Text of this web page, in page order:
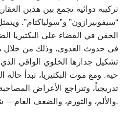
“سيفوبيرازون” و”سولباكتام”.
الحقن في القضاء على البكتيريا
في حدوث العدوى، وذلك من خلال
تشكيل جدارها الخلوي الواقي الذي
حية. ومع موت البكتيريا، تبدأ
تدريجياً، وتتراجع الأعراض
والألم، والتورم، والضعف العام— شيئاً فشيئاً.